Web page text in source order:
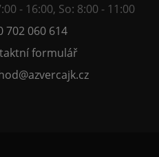
- 16:00, So: 8:00 - 11:00
702 060 614
formulář